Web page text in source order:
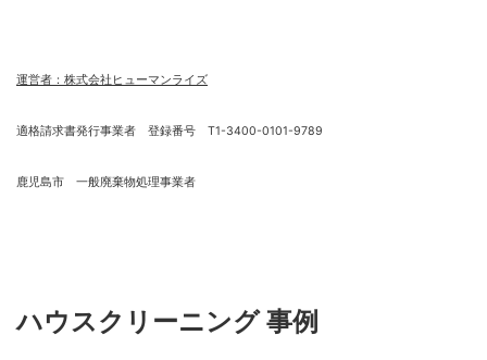
運営者：株式会社ヒューマンライズ
適格請求書発行事業者 登録番号 T1-3400-0101-9789
鹿児島市 一般廃棄物処理事業者
ハウスクリーニング 事例